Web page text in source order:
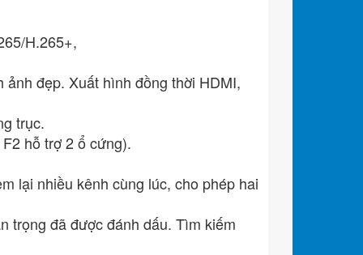
H.265+,
đẹp. Xuất hình đồng thời HDMI,
trục.
hỗ trợ 2 ổ cứng).
lại nhiều kênh cùng lúc, cho phép hai
trọng đã được đánh dấu. Tìm kiếm